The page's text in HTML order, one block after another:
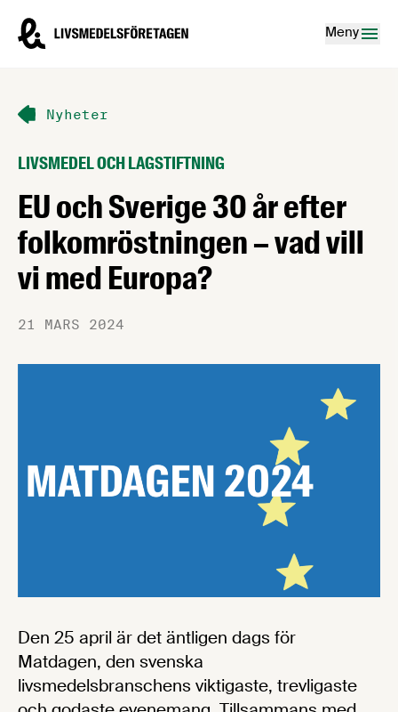
Livsmedelsföretagen – till startsidan
Meny
Nyheter
LIVSMEDEL OCH LAGSTIFTNING
EU och Sverige 30 år efter
folkomröstningen – vad vill
vi med Europa?
21 MARS 2024
Den 25 april är det äntligen dags för
Matdagen, den svenska
livsmedelsbranschens viktigaste, trevligaste